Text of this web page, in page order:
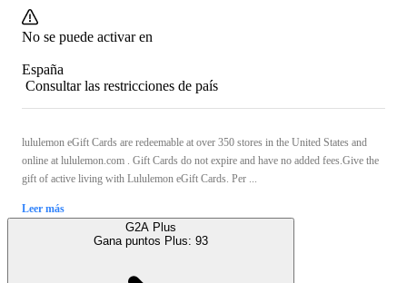
No se puede activar en
España
Consultar las restricciones de país
lululemon eGift Cards are redeemable at over 350 stores in the United States and
online at lululemon.com . Gift Cards do not expire and have no added fees.Give the
gift of active living with Lululemon eGift Cards. Per ...
Leer más
G2A Plus
Gana puntos Plus: 93